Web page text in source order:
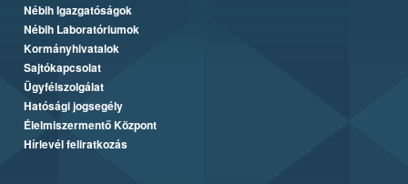
Nébih Igazgatóságok
Nébih Laboratóriumok
Kormányhivatalok
Sajtókapcsolat
Ügyfélszolgálat
Hatósági jogsegély
Élelmiszermentő Központ
Hírlevél feliratkozás